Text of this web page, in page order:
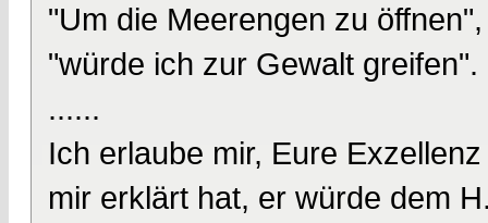
"Um die Meerengen zu
"würde ich zur Gewalt greifen".
......
Ich erlaube mir, Eure
mir erklärt hat, er würde dem